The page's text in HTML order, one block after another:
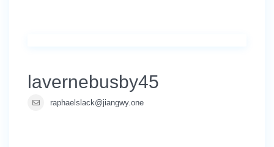
lavernebusby45
raphaelslack@jiangwy.one